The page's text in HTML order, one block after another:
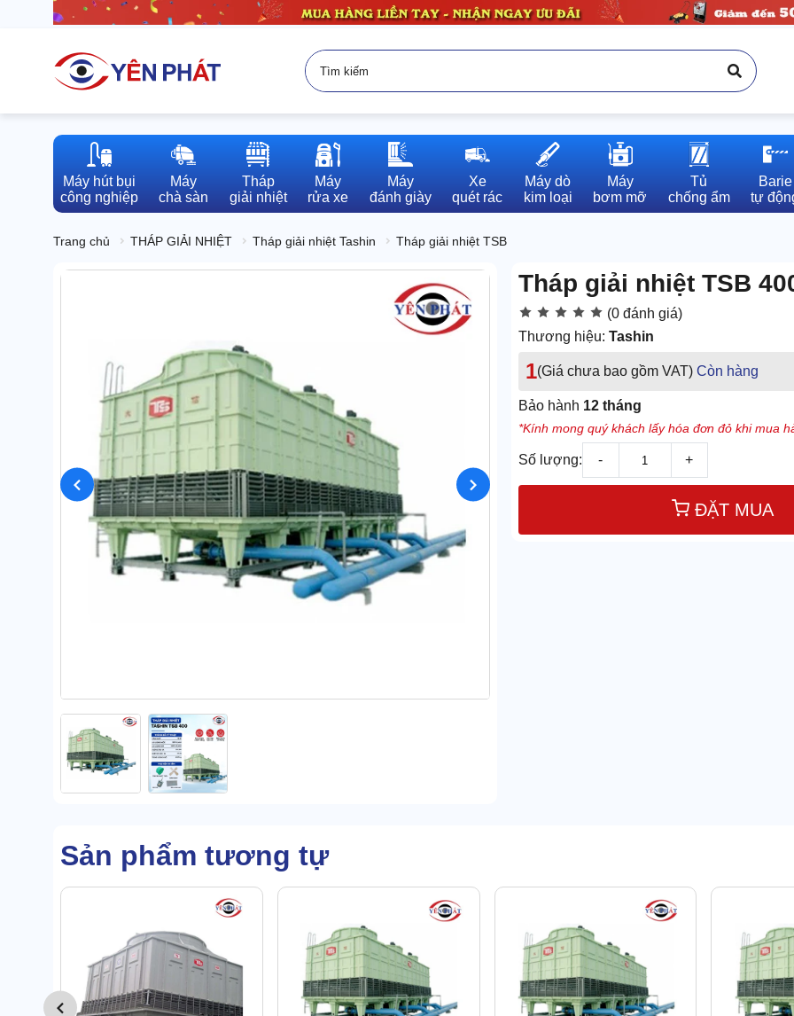
Máy hút bụi
công nghiệp
Máy
chà sàn
Tháp
giải nhiệt
Máy
rửa xe
Máy
đánh giày
Xe
quét rác
Máy dò
kim loại
Máy
bơm mỡ
Tủ
chống ẩm
Barie
tự
Trang chủ THÁP GIẢI NHIỆT Tháp giải nhiệt Tashin Tháp giải nhiệt TSB
Tháp giải nhiệt TSB
(0 đánh giá)
Thương hiệu: Tashin
1(Giá chưa bao gồm VAT) Còn hàng
Bảo hành 12 tháng
*Kính mong quý khách lấy hóa đơn đỏ khi mua
Số lượng: - +
ĐẶT MUA
Sản phẩm tương tự